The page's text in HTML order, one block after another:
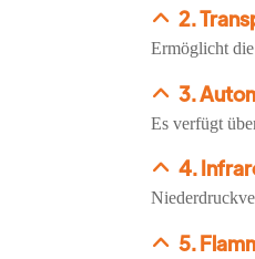
2.
Ermöglicht
3.
Es verfügt
4.
5.